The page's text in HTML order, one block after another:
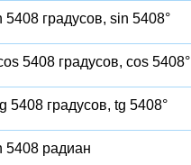
градусов, sin 5408°
5408 градусов, cos 5408°
5408 градусов, tg 5408°
5408 радиан